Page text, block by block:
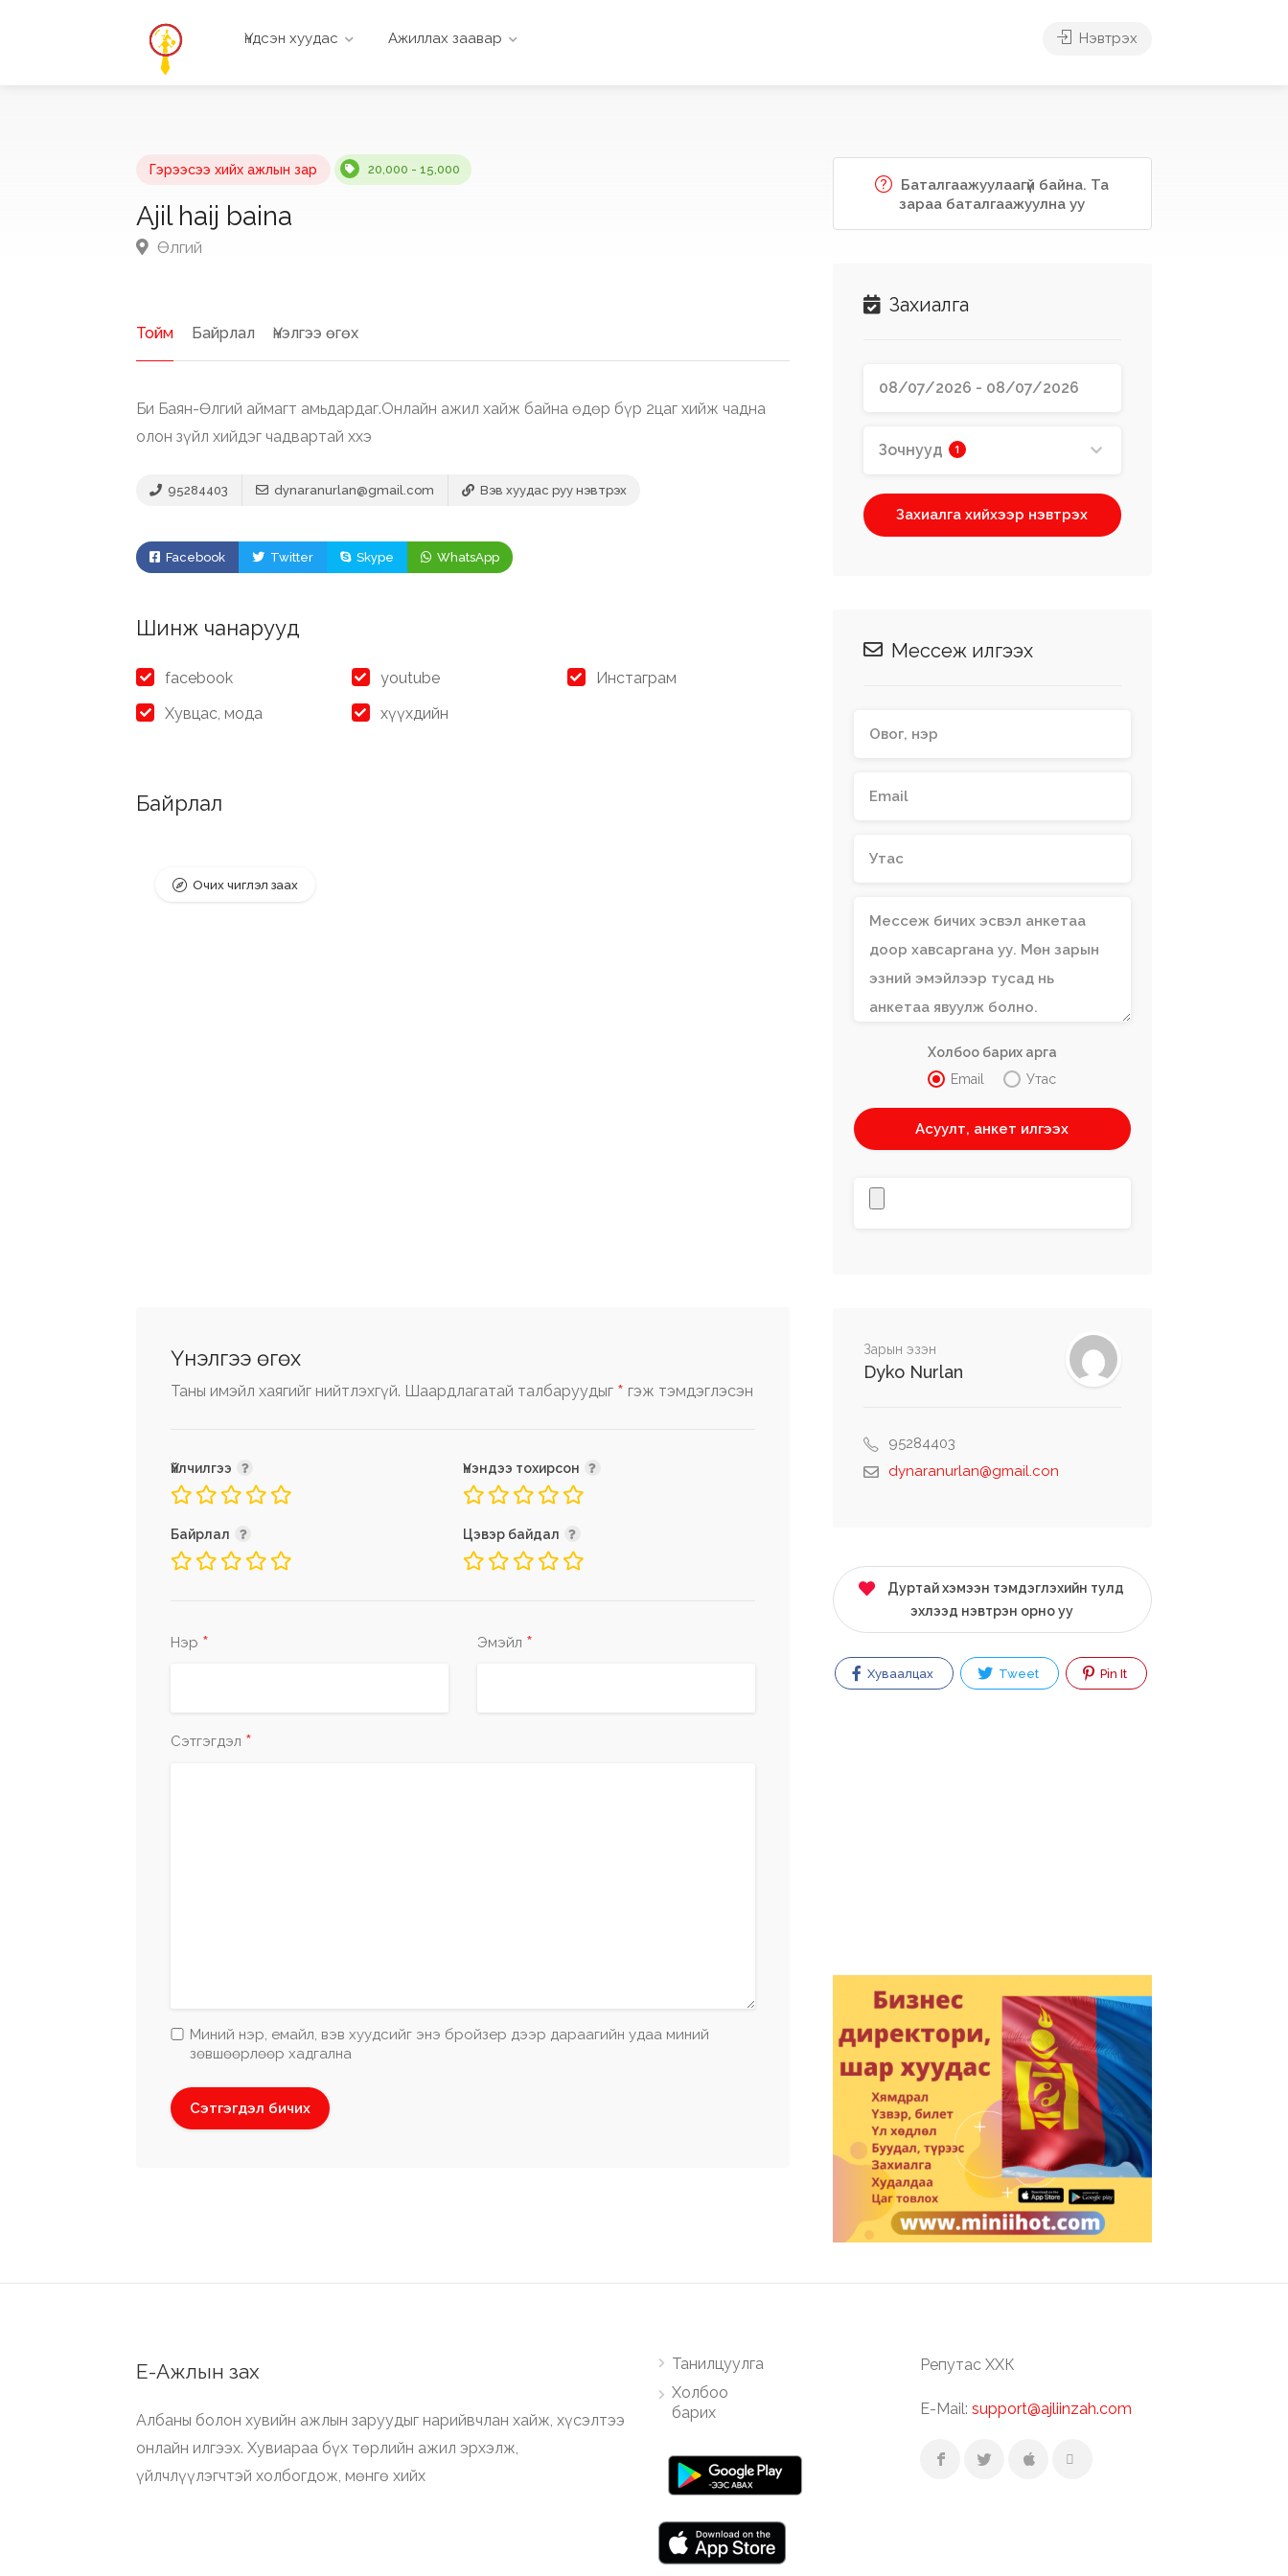
Үндсэн хуудас Ажиллах заавар Нэвтрэх
Гэрээсээ хийх ажлын зар 20,000 - 15,000
Ajil haij baina
Өлгий
Тойм Байрлал Үнэлгээ өгөх
Би Баян-Өлгий аймагт амьдардаг.Онлайн ажил хайж байна өдөр бүр 2цаг хийж чадна
олон зүйл хийдэг чадвартай ххэ
95284403 dynaranurlan@gmail.com Вэв хуудас руу нэвтрэх
Facebook Twitter Skype WhatsApp
Шинж чанарууд
facebook youtube
Инстаграм
Хувцас, мода
хүүхдийн
Байрлал
Очих чиглэл заах
Үнэлгээ өгөх
Таны имэйл хаягийг нийтлэхгүй. Шаардлагатай талбаруудыг * гэж тэмдэглэсэн
Үйлчилгээ Үнэндээ тохирсон
Байрлал Цэвэр байдал
Нэр * Эмэйл *
Сэтгэгдэл *
Миний нэр, емайл, вэв хуудсийг энэ бройзер дээр дараагийн удаа миний
зөвшөөрлөөр хадгална
Баталгаажуулаагүй байна. Та
зараа баталгаажуулна уу
Захиалга
Зочнууд 1
Захиалга хийхээр нэвтрэх
Meссеж илгээх
Холбоо барих арга
Email
Утас
Зарын эзэн
Dyko Nurlan
95284403
dynaranurlan@gmail.con
Дуртай хэмээн тэмдэглэхийн тулд
эхлээд нэвтрэн орно уу
Хуваалцах Tweet Pin It
Е-Ажлын зах
Албаны болон хувийн ажлын заруудыг нарийвчлан хайж, хүсэлтээ
онлайн илгээх. Хувиараа бүх төрлийн ажил эрхэлж,
үйлчлүүлэгчтэй холбогдож, мөнгө хийх
Танилцуулга
Холбоо
барих
Репутас ХХК
E-Mail: support@ajliinzah.com